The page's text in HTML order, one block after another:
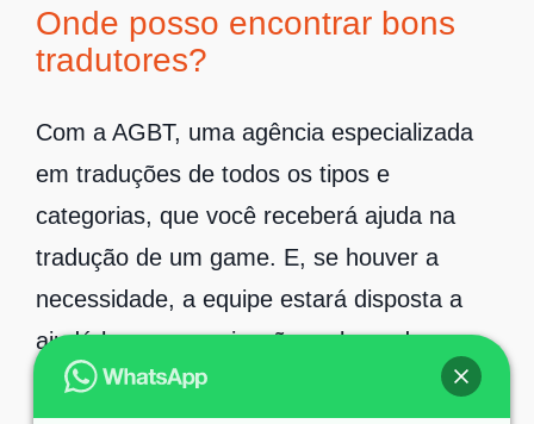
Onde posso encontrar bons
tradutores?
Com a AGBT, uma agência especializada
em traduções de todos os tipos e
categorias, que você receberá ajuda na
tradução de um game. E, se houver a
necessidade, a equipe estará disposta a
ajudá-lo na comunicação ou legendagem
das falas do seu game.